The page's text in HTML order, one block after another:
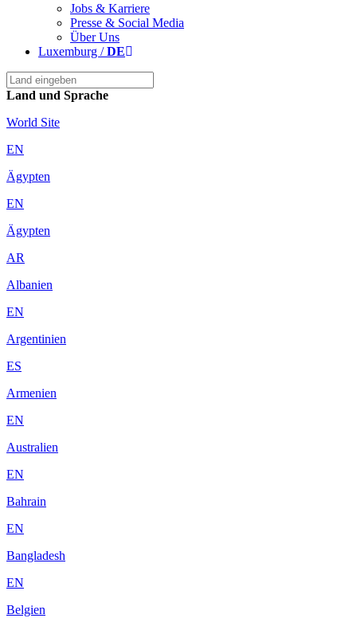
Jobs & Karriere
Presse & Social Media
Über Uns
Luxemburg /DE
Land und Sprache
World Site
EN
Ägypten
EN
Ägypten
AR
Albanien
EN
Argentinien
ES
Armenien
EN
Australien
EN
Bahrain
EN
Bangladesh
EN
Belgien